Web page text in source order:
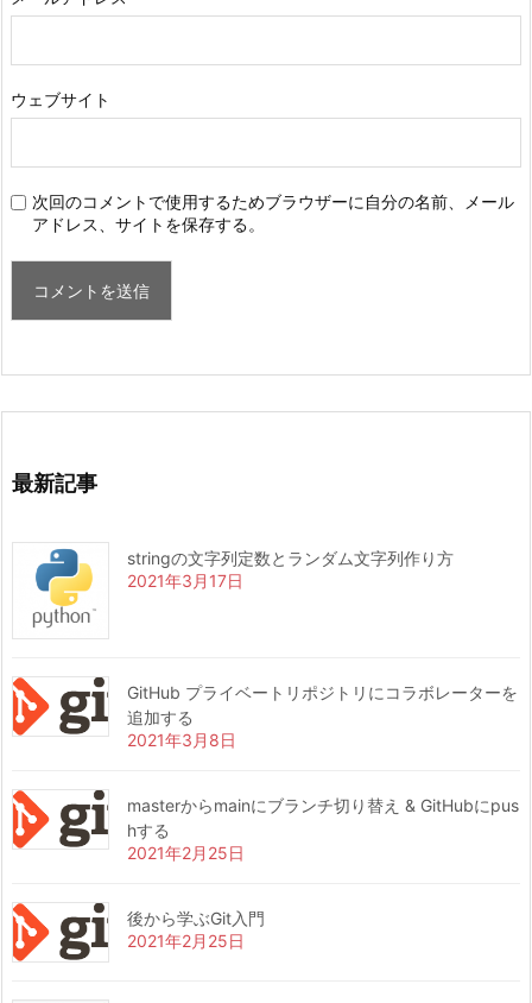
ウェブサイト
次回のコメントで使用するためブラウザーに自分の名前、メール
アドレス、サイトを保存する。
最新記事
stringの文字列定数とランダム文字列作り方
2021年3月17日
GitHub プライベートリポジトリにコラボレーターを
追加する
2021年3月8日
masterからmainにブランチ切り替え & GitHubにpus
hする
2021年2月25日
後から学ぶGit入門
2021年2月25日